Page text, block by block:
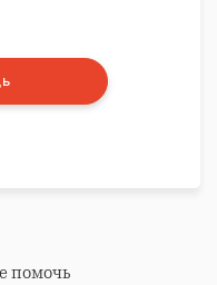
помочь